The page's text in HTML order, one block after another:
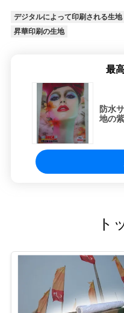
す
べ
COMPANY
図
デジタルによって印刷される生地
昇華印刷の生地
最
防水
地の
ト